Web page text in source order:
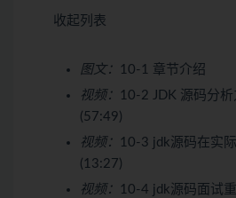
收起列表
图文：
10-1 章节介绍
视频：
10-2 JDK 源码分
(57:49)
视频：
10-3 jdk源码在实
(13:27)
视频：
10-4 jdk源码面试